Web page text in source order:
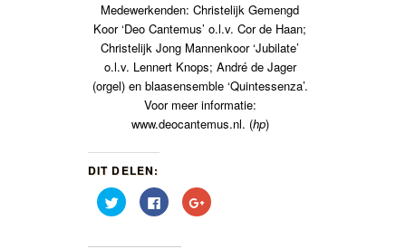
Medewerkenden: Christelijk Gemengd
Koor ‘Deo Cantemus’ o.l.v. Cor de Haan;
Christelijk Jong Mannenkoor ‘Jubilate’
o.l.v. Lennert Knops; André de Jager
(orgel) en blaasensemble ‘Quintessenza’.
Voor meer informatie:
www.deocantemus.nl. (hp)
DIT DELEN:
Klik
om
Klik
om
Klik
om